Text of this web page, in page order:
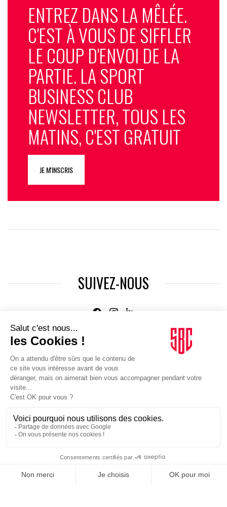
ENTREZ DANS LA MÊLÉE.
C'EST À VOUS DE SIFFLER
LE COUP D'ENVOI DE LA
PARTIE. LA SPORT
BUSINESS CLUB
NEWSLETTER, TOUS LES
MATINS, C'EST GRATUIT
JE M'INSCRIS
SUIVEZ-NOUS
Agence web:Novius